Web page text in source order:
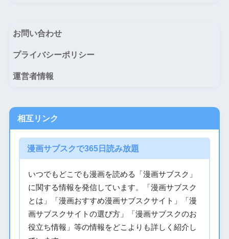
お問い合わせ
プライバシーポリシー
運営者情報
相互リンク
漫画サブスクで365日読み放題
いつでもどこでも漫画を読める「漫画サブスク」
に関する情報を発信しています。「漫画サブスク
とは」「漫画おすすめ漫画サブスクサイト」「漫
画サブスクサイトの選び方」「漫画サブスクのお
役立ち情報」等の情報をどこよりも詳しく紹介し